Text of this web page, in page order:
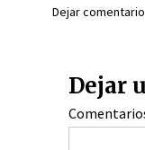
Dejar comentario
Dejar